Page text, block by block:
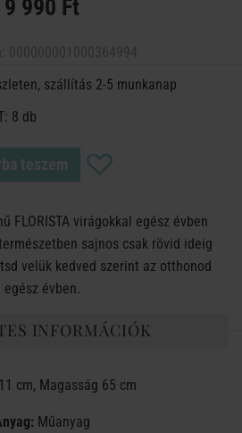
9 990 Ft
szállítás 2-5 munkanap
8 db
teszem
FLORISTA virágokkal egész évben
sajnos csak rövid ideig
velük kedved szerint az otthonod
egész évben.
INFORMÁCIÓK
cm, Magasság 65 cm
Műanyag